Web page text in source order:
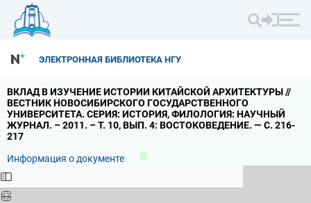
ЭЛЕКТРОННАЯ БИБЛИОТЕКА НГУ
ВКЛАД В ИЗУЧЕНИЕ ИСТОРИИ КИТАЙСКОЙ АРХИТЕКТУРЫ //
ВЕСТНИК НОВОСИБИРСКОГО ГОСУДАРСТВЕННОГО
УНИВЕРСИТЕТА. СЕРИЯ: ИСТОРИЯ,ФИЛОЛОГИЯ: НАУЧНЫЙ
ЖУРНАЛ. – 2011. – Т. 10,ВЫП. 4: ВОСТОКОВЕДЕНИЕ. — С. 216-
217
Информация о документе